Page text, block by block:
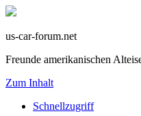
us-car-forum.net
Freunde amerikanischen
Zum Inhalt
Schnellzugriff